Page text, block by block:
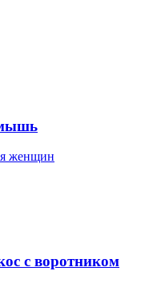
женщин
с воротником